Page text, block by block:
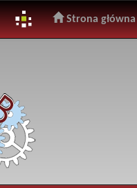
Strona główna